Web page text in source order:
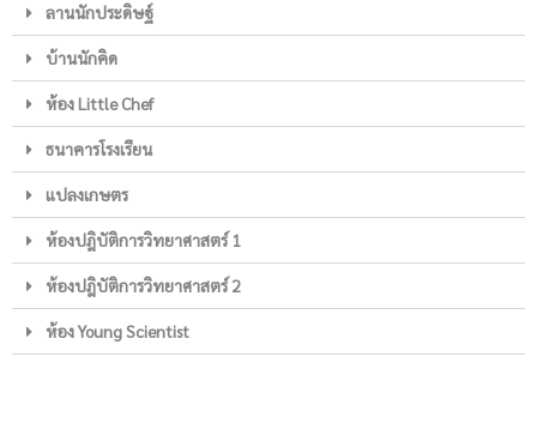
ลานนักประดิษฐ์
บ้านนักคิด
ห้อง Little Chef
ธนาคารโรงเรียน
แปลงเกษตร
ห้องปฎิบัติการวิทยาศาสตร์ 1
ห้องปฎิบัติการวิทยาศาสตร์ 2
ห้อง Young Scientist